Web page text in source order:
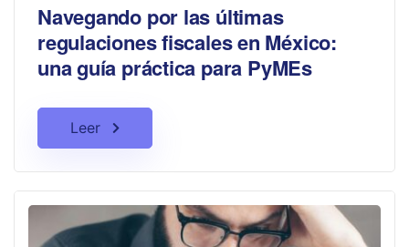
Navegando por las últimas
regulaciones fiscales en México:
una guía práctica para PyMEs
Leer